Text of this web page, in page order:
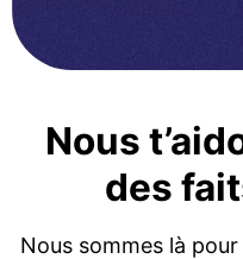
Nous
des
Nous sommes là pour